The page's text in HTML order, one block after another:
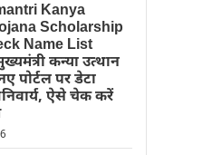
Kanya
Scholarship
Name List
कन्या उत्थान
पोर्टल पर डेटा
ऐसे चेक करें